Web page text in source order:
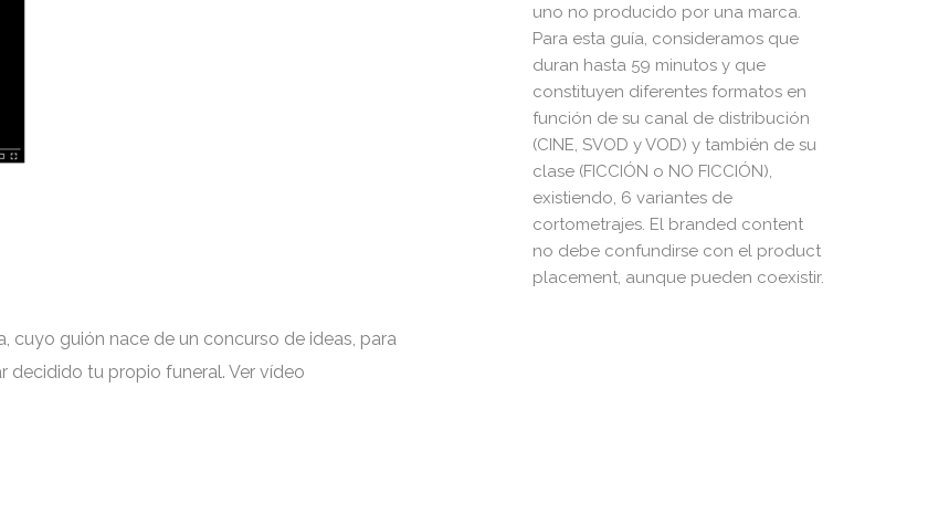
uno no producido por una marca.
Para esta guía, consideramos que
duran hasta 59 minutos y que
constituyen diferentes formatos en
función de su canal de distribución
(CINE, SVOD y VOD) y también de su
clase (FICCIÓN o NO FICCIÓN),
existiendo, 6 variantes de
cortometrajes. El branded content
no debe confundirse con el product
placement, aunque pueden coexistir.
cuyo guión nace de un concurso de ideas, para
decidido tu propio funeral. Ver vídeo